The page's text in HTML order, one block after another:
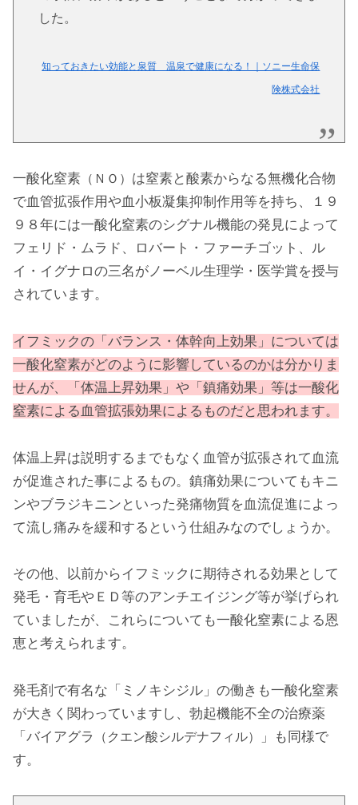
した。
知っておきたい効能と泉質 温泉で健康になる！｜ソニー生命保
険株式会社
一酸化窒素 （ＮＯ） は窒素と酸素からなる無機化合物
で血管拡張作用や血小板凝集抑制作用等を持ち、１９
９８年には一酸化窒素のシグナル機能の発見によって
フェリド・ムラド、ロバート・ファーチゴット、ル
イ・イグナロの三名がノーベル生理学・医学賞を授与
されています。
イフミックの「バランス・体幹向上効果」については
一酸化窒素がどのように影響しているのかは分かりま
せんが、「体温上昇効果」や「鎮痛効果」等は一酸化
窒素による血管拡張効果によるものだと思われます。
体温上昇は説明するまでもなく血管が拡張されて血流
が促進された事によるもの。鎮痛効果についてもキニ
ンやブラジキニンといった発痛物質を血流促進によっ
て流し痛みを緩和するという仕組みなのでしょうか。
その他、以前からイフミックに期待される効果として
発毛・育毛やＥＤ等のアンチエイジング等が挙げられ
ていましたが、これらについても一酸化窒素による恩
恵と考えられます。
発毛剤で有名な「ミノキシジル」の働きも一酸化窒素
が大きく関わっていますし、勃起機能不全の治療薬
「バイアグラ
（クエン酸シルデナフィル）
」も同様で
す。